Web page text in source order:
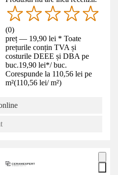
(0)
preț — 19,90 lei * Toate
prețurile conțin TVA și
costurile DEEE și DBA pe
buc.19,90 lei*/ buc.
Corespunde la 110,56 lei pe
m²(110,56 lei/ m²)